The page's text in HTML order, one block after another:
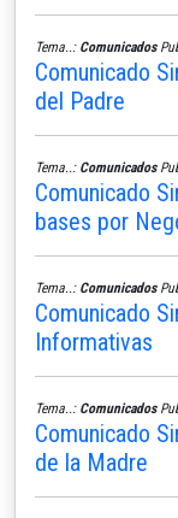
Tema..: Comunicados
Comunicado
del Padre
Tema..: Comunicados
Comunicado
bases por
Tema..: Comunicados
Comunicado
Informativas
Tema..: Comunicados
Comunicado
de la Madre